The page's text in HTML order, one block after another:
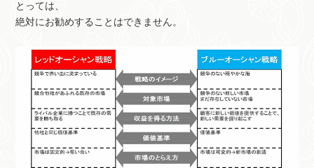
とっては、
絶対にお勧めすることはできません。